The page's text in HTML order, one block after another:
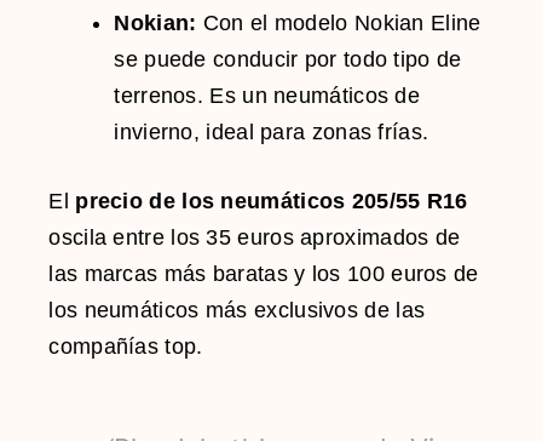
Nokian: Con el modelo Nokian Eline
se puede conducir por todo tipo de
terrenos. Es un neumáticos de
invierno, ideal para zonas frías.
El precio de los neumáticos 205/55 R16
oscila entre los 35 euros aproximados de
las marcas más baratas y los 100 euros de
los neumáticos más exclusivos de las
compañías top.